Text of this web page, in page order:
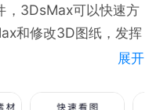
，3DsMax可以快速方
和修改3D图纸，发挥
美术工作者、设计师、
展开